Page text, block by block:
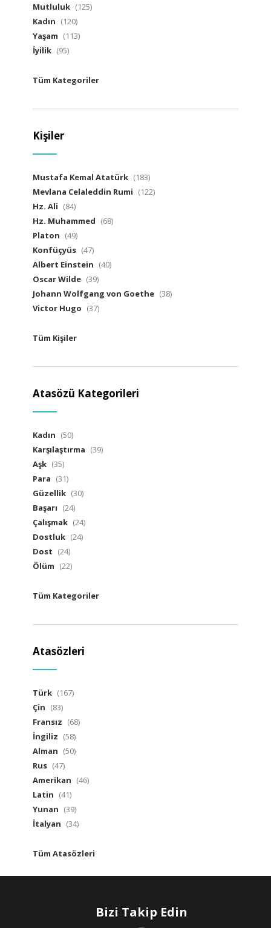
Mutluluk (125)
Kadın (120)
Yaşam (113)
İyilik (95)
Tüm Kategoriler
Kişiler
Mustafa Kemal Atatürk (183)
Mevlana Celaleddin Rumi (122)
Hz. Ali (84)
Hz. Muhammed (68)
Platon (49)
Konfüçyüs (47)
Albert Einstein (40)
Oscar Wilde (39)
Johann Wolfgang von Goethe (38)
Victor Hugo (37)
Tüm Kişiler
Atasözü Kategorileri
Kadın (50)
Karşılaştırma (39)
Aşk (35)
Para (31)
Güzellik (30)
Başarı (24)
Çalışmak (24)
Dostluk (24)
Dost (24)
Ölüm (22)
Tüm Kategoriler
Atasözleri
Türk (167)
Çin (83)
Fransız (68)
İngiliz (58)
Alman (50)
Rus (47)
Amerikan (46)
Latin (41)
Yunan (39)
İtalyan (34)
Tüm Atasözleri
Bizi Takip Edin